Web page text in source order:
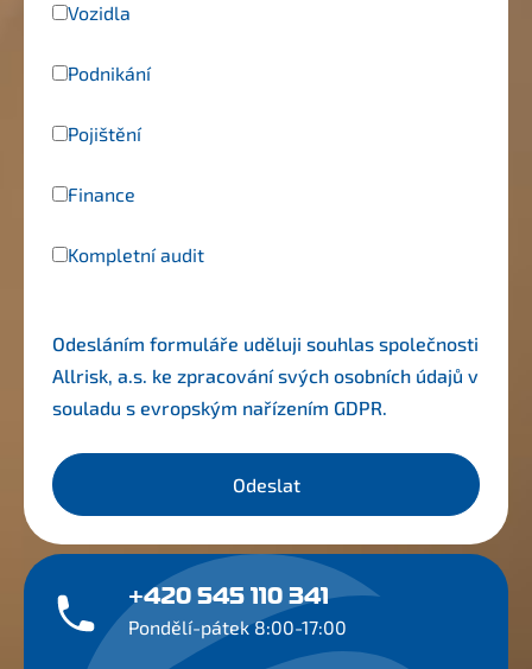
Vozidla
Podnikání
Pojištění
Finance
Kompletní audit
Odesláním formuláře uděluji souhlas společnosti
Allrisk, a.s. ke zpracování svých osobních údajů v
souladu s evropským nařízením GDPR.
Odeslat
+420 545 110 341
Pondělí-pátek 8:00-17:00